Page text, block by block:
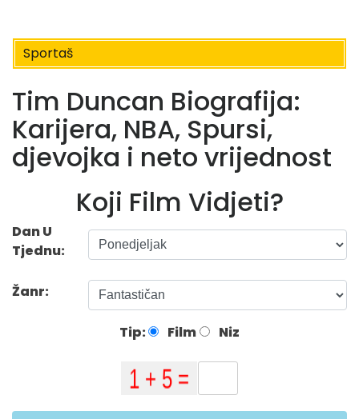
Sportaš
Tim Duncan Biografija:
Karijera, NBA, Spursi,
djevojka i neto vrijednost
Koji Film Vidjeti?
Dan U
Tjednu:
Žanr:
Tip: Film Niz